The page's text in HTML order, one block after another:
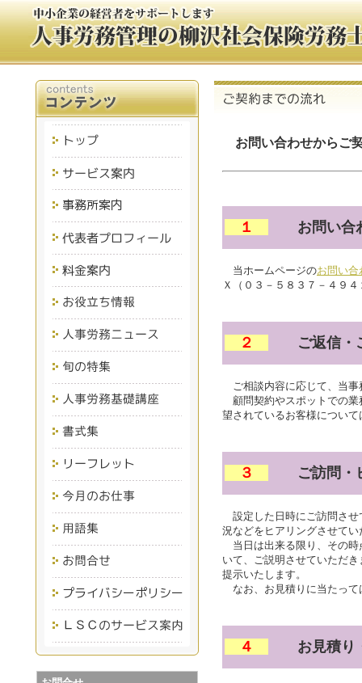
お問い合わせからご
１ お問い合
当ホームページのお問い合
Ｘ（０３－５８３７－４９
２ ご返信・
ご相談内容に応じて、当事
顧問契約やスポットでの業
望されているお客様につい
３ ご訪問・
設定した日時にご訪問させ
況などをヒアリングさせてい
当日は出来る限り、その時
いて、ご説明させていただ
提示いたします。
なお、お見積りに当たって
４ お見積り